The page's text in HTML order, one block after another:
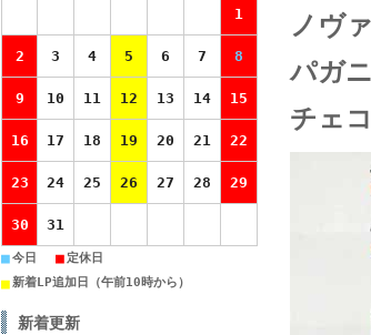
ノヴ
パガ
チェ
1
2 3 4 5 6 7 8
9 10 11 12 13 14 15
16 17 18 19 20 21 22
23 24 25 26 27 28 29
30 31
■今日 ■ 定休日
■新着LP追加日（午前10時から）
新着更新